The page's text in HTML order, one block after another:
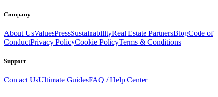
Company
About UsValuesPressSustainabilityReal Estate PartnersBlogCode of
ConductPrivacy PolicyCookie PolicyTerms & Conditions
Support
Contact UsUltimate GuidesFAQ / Help Center